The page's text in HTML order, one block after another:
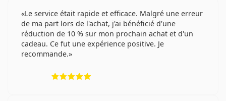
Le service était rapide et efficace. Malgré une erreur
de ma part lors de l'achat, j'ai bénéficié d'une
réduction de 10 % sur mon prochain achat et d'un
cadeau. Ce fut une expérience positive. Je
recommande.